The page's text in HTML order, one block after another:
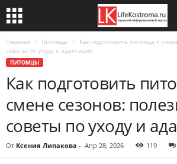
Главная Питомцы
Как подготовить питомца к
советы по уходу и адаптации
ПИТОМЦЫ
Как подготовить
смене сезонов:
советы по уходу и
От Ксения Липакова - Апр 28, 2026 119